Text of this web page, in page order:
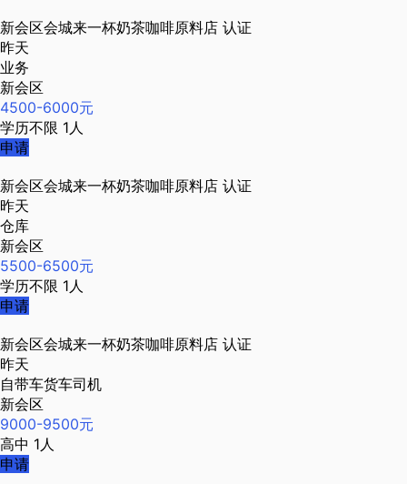
新会区会城来一杯奶茶咖啡原料店 认证
昨天
业务
新会区
4500-6000元
学历不限 1人
申请
新会区会城来一杯奶茶咖啡原料店 认证
昨天
仓库
新会区
5500-6500元
学历不限 1人
申请
新会区会城来一杯奶茶咖啡原料店 认证
昨天
自带车货车司机
新会区
9000-9500元
高中 1人
申请